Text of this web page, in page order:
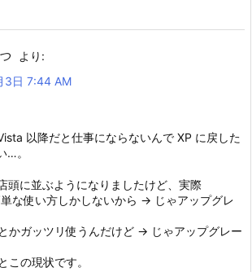
より:
3日 7:44 AM
以降だと仕事にならないんで XP に戻した
…。
頭に並ぶようになりましたけど、実際
な使い方しかしないから → じゃアップグレ
かガッツリ使うんだけど → じゃアップグレー
この現状です。